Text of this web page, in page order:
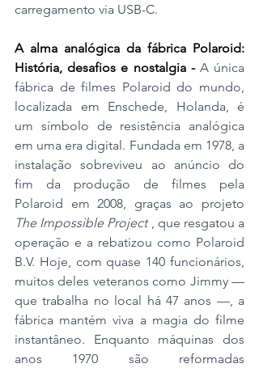
carregamento via USB-C.
A alma analógica da fábrica Polaroid:
História, desafios e nostalgia - A única
fábrica de filmes Polaroid do mundo,
localizada em Enschede, Holanda, é
um símbolo de resistência analógica
em uma era digital. Fundada em 1978, a
instalação sobreviveu ao anúncio do
fim da produção de filmes pela
The Impossible Project , que resgatou a
operação e a rebatizou como Polaroid
B.V. Hoje, com quase 140 funcionários,
muitos deles veteranos como Jimmy —
que trabalha no local há 47 anos —, a
fábrica mantém viva a magia do filme
instantâneo. Enquanto máquinas dos
anos 1970 são reformadas